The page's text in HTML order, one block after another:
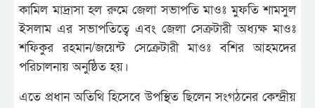
কামিল মাদ্রাসা হল রুমে জেলা সভাপতি মাওঃ মুফতি শামসুল
ইসলাম এর সভাপতিত্বে এবং জেলা সেক্রটারী অধ্যক্ষ মাওঃ
শফিকুর রহমান/জয়েন্ট সেক্রেটারী মাওঃ বশির আহমদের
পরিচালনায় অনুষ্ঠিত হয়।
এতে প্রধান অতিথি হিসেবে উপস্থিত ছিলেন সংগঠনের কেন্দ্রীয়